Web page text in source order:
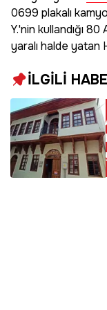
0699 plakalı
Y.'nin kullandığı
yaralı halde yatan
İLGİLİ